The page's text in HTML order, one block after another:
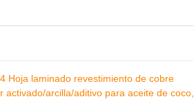
Hoja laminado revestimiento de cobre
activado/arcilla/aditivo para aceite de